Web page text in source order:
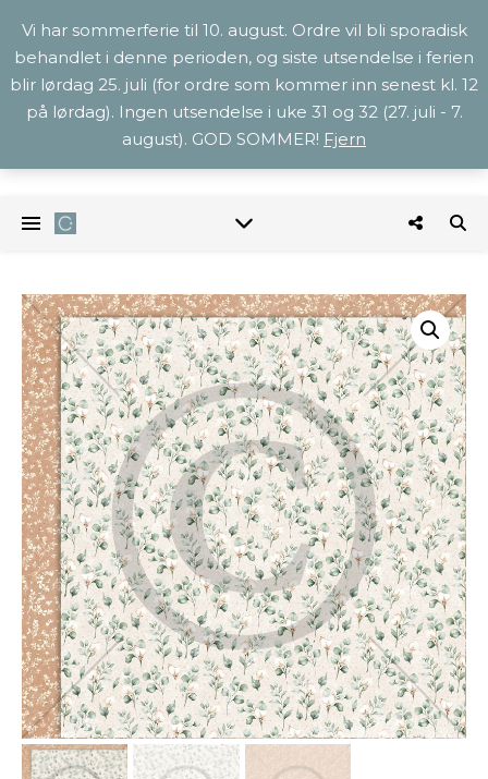
Vi har sommerferie til 10. august. Ordre vil bli sporadisk
behandlet i denne perioden, og siste utsendelse i ferien
blir lørdag 25. juli (for ordre som kommer inn senest kl. 12
på lørdag). Ingen utsendelse i uke 31 og 32 (27. juli - 7.
august). GOD SOMMER! Fjern